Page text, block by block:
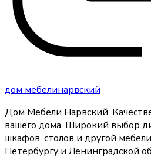
дом мебелинарвский
Дом Мебели Нарвский.
вашего дома. Широкий выбор
шкафов, столов и другой
Петербургу и Ленинградской